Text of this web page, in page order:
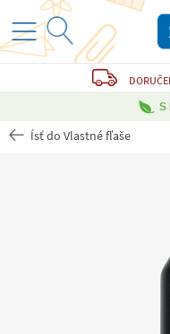
S
Ísť do Vlastné fľaše